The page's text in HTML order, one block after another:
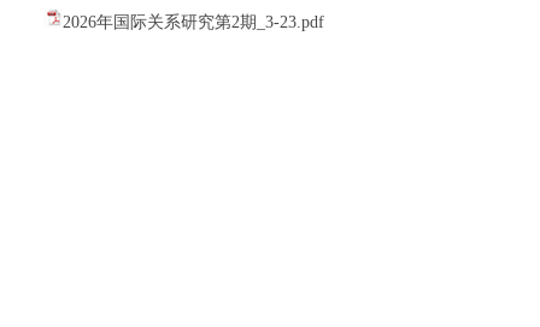
2026年国际关系研究第2期_3-23.pdf